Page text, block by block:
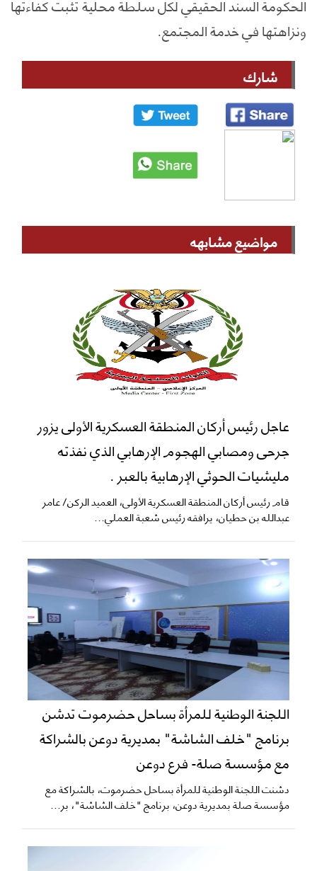
ونزاهتها في خدمة المجتمع.
شارك
مواضيع مشابهه
عاجل رئيس أركان المنطقة العسكرية الأولى يزور
جرحى ومصابي الهجوم الإرهابي الذي نفذته
مليشيات الحوثي الإرهابية بالعبر .
قام رئيس أركان المنطقة العسكرية الأولى، العميد الركن/ عامر
عبدالله بن حطيان، يرافقه رئيس شعبة العملي...
اللجنة الوطنية للمرأة بساحل حضرموت تدشن
برنامج "خلف الشاشة" بمديرية دوعن بالشراكة
مع مؤسسة صلة- فرع دوعن
دشنت اللجنة الوطنية للمرأة بساحل حضرموت، بالشراكة مع
مؤسسة صلة بمديرية دوعن، برنامج "خلف الشاشة"، بر...